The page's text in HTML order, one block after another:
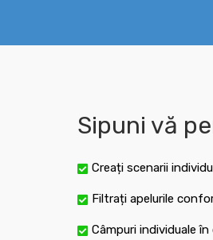
Sipuni vă
Creați scenarii
Filtrați apelurile
Câmpuri individuale